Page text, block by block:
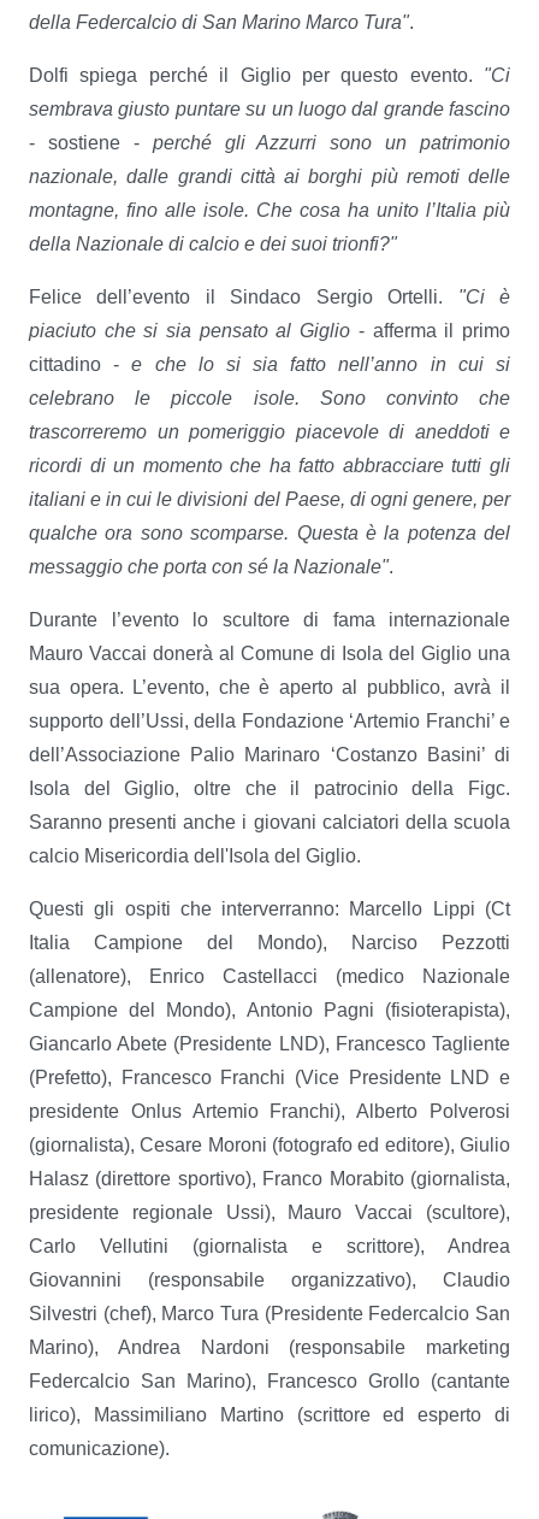
della Federcalcio di San Marino Marco Tura".
Dolfi spiega perché il Giglio per questo evento. "Ci
sembrava giusto puntare su un luogo dal grande fascino
- sostiene - perché gli Azzurri sono un patrimonio
nazionale, dalle grandi città ai borghi più remoti delle
montagne, fino alle isole. Che cosa ha unito l’Italia più
della Nazionale di calcio e dei suoi trionfi?"
Felice dell’evento il Sindaco Sergio Ortelli. "Ci è
piaciuto che si sia pensato al Giglio - afferma il primo
cittadino -e che lo si sia fatto nell’anno in cui si
celebrano le piccole isole. Sono convinto che
trascorreremo un pomeriggio piacevole di aneddoti e
ricordi di un momento che ha fatto abbracciare tutti gli
italiani e in cui le divisioni del Paese, di ogni genere, per
qualche ora sono scomparse. Questa è la potenza del
messaggio che porta con sé la Nazionale".
Durante l’evento lo scultore di fama internazionale
Mauro Vaccai donerà al Comune di Isola del Giglio una
sua opera. L’evento, che è aperto al pubblico, avrà il
supporto dell’Ussi, della Fondazione ‘Artemio Franchi’ e
dell’Associazione Palio Marinaro ‘Costanzo Basini’ di
Isola del Giglio, oltre che il patrocinio della Figc.
Saranno presenti anche i giovani calciatori della scuola
calcio Misericordia dell'Isola del Giglio.
Questi gli ospiti che interverranno: Marcello Lippi (Ct
Italia Campione del Mondo), Narciso Pezzotti
(allenatore), Enrico Castellacci (medico Nazionale
Campione del Mondo), Antonio Pagni (fisioterapista),
Giancarlo Abete (Presidente LND), Francesco Tagliente
(Prefetto), Francesco Franchi (Vice Presidente LND e
presidente Onlus Artemio Franchi), Alberto Polverosi
(giornalista), Cesare Moroni (fotografo ed editore), Giulio
Halasz (direttore sportivo), Franco Morabito (giornalista,
presidente regionale Ussi), Mauro Vaccai (scultore),
Carlo Vellutini (giornalista e scrittore), Andrea
Giovannini (responsabile organizzativo), Claudio
Silvestri (chef), Marco Tura (Presidente Federcalcio San
Marino), Andrea Nardoni (responsabile marketing
Federcalcio San Marino), Francesco Grollo (cantante
lirico), Massimiliano Martino (scrittore ed esperto di
comunicazione).